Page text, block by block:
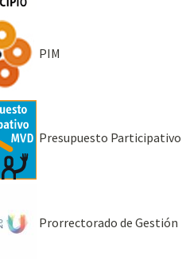
PIM
Presupuesto Participativo
Prorrectorado de Gestión